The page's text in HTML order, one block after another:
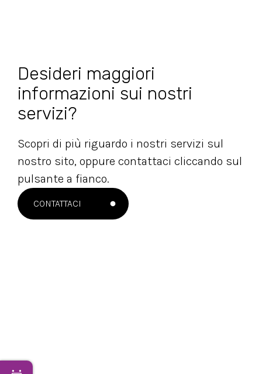
Desideri maggiori
informazioni sui nostri
servizi?
Scopri di più riguardo i nostri servizi sul
nostro sito, oppure contattaci cliccando sul
pulsante a fianco.
CONTATTACI